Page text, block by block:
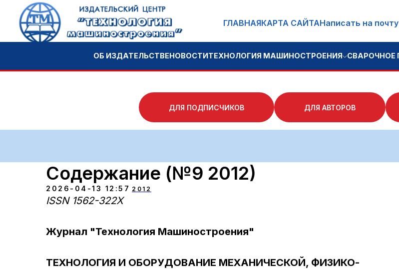
ГЛАВНАЯКАРТА САЙТАНаписать на почту
ДЛЯ ПОДПИСЧИКОВ ДЛЯ АВТОРОВ
Содержание (№9 2012)
2026-04-13 12:57 2012
ISSN 1562-322X
Журнал "Технология Машиностроения"
ТЕХНОЛОГИЯ И ОБОРУДОВАНИЕ МЕХАНИЧЕСКОЙ, ФИЗИКО-